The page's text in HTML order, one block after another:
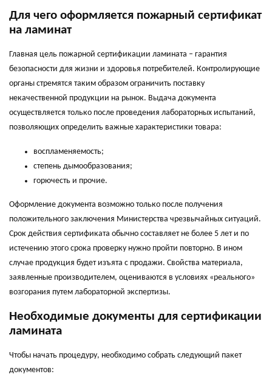
Для чего оформляется пожарный сертификат
на ламинат
Главная цель пожарной сертификации ламината – гарантия
безопасности для жизни и здоровья потребителей. Контролирующие
органы стремятся таким образом ограничить поставку
некачественной продукции на рынок. Выдача документа
осуществляется только после проведения лабораторных испытаний,
позволяющих определить важные характеристики товара:
воспламеняемость;
степень дымообразования;
горючесть и прочие.
Оформление документа возможно только после получения
положительного заключения Министерства чрезвычайных ситуаций.
Срок действия сертификата обычно составляет не более 5 лет и по
истечению этого срока проверку нужно пройти повторно. В ином
случае продукция будет изъята с продажи. Свойства материала,
заявленные производителем, оцениваются в условиях «реального»
возгорания путем лабораторной экспертизы.
Необходимые документы для сертификации
ламината
Чтобы начать процедуру, необходимо собрать следующий пакет
документов: